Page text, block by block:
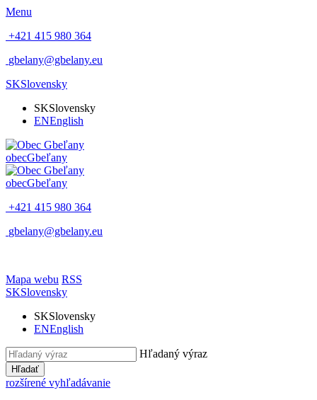
Menu
+421 415 980 364
gbelany@gbelany.eu
SKSlovensky
SKSlovensky
ENEnglish
obecGbeľany
obecGbeľany
+421 415 980 364
gbelany@gbelany.eu
Mapa webu RSS
SKSlovensky
SKSlovensky
ENEnglish
Hľadaný výraz
Hľadať
rozšírené vyhľadávanie